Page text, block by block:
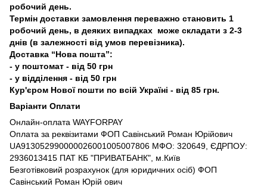
робочий день.
Термін доставки замовлення переважно становить 1
робочий день, в деяких випадках може складати з 2-3
днів (в залежності від умов перевізника).
Доставка “Нова пошта”:
- у поштомат - від 50 грн
- у відділення - від 50 грн
Кур'єром Нової пошти по всій Україні - від 85 грн.
Варіанти Оплати
Онлайн-оплата WAYFORPAY
Оплата за реквізитами ФОП Савінський Роман Юрійович
UA913052990000026001005007806 МФО: 320649, ЄДРПОУ:
2936013415 ПАТ КБ "ПРИВАТБАНК", м.Київ
Безготівковий розрахунок (для юридичних осіб) ФОП
Савінський Роман Юрій ович